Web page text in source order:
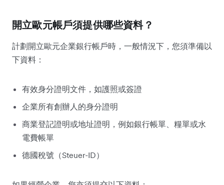
開立歐元帳戶須提供哪些資料？
計劃開立歐元企業銀行帳戶時，一般情況下，您須準備以
下資料：
有效身分證明文件，如護照或簽證
企業所有創辦人的身分證明
商業登記證明或地址證明，例如銀行帳單、糧單或水
電費帳單
德國稅號（Steuer-ID）